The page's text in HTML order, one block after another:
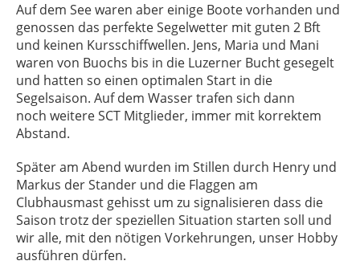
Auf dem See waren aber einige Boote vorhanden und
genossen das perfekte Segelwetter mit guten 2 Bft
und keinen Kursschiffwellen. Jens, Maria und Mani
waren von Buochs bis in die Luzerner Bucht gesegelt
und hatten so einen optimalen Start in die
Segelsaison. Auf dem Wasser trafen sich dann
noch weitere SCT Mitglieder, immer mit korrektem
Abstand.
Später am Abend wurden im Stillen durch Henry und
Markus der Stander und die Flaggen am
Clubhausmast gehisst um zu signalisieren dass die
Saison trotz der speziellen Situation starten soll und
wir alle, mit den nötigen Vorkehrungen, unser Hobby
ausführen dürfen.